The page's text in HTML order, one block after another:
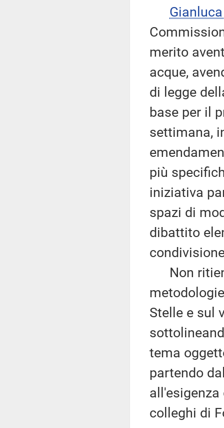
merito
acque,
di legge
base per il
settimana,
più
iniziativa
spazi di
dibattito
Non
Stelle e sul
tema
partendo
colleghi di